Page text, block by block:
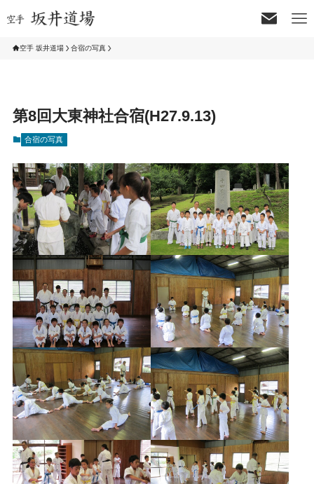
空手 坂井道場 合宿の写真
第8回大東神社合宿(H27.9.13)
合宿の写真